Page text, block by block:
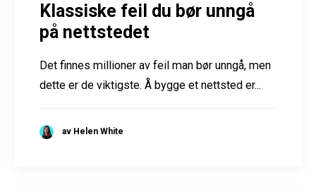
Klassiske feil du bør unngå
på nettstedet
Det finnes millioner av feil man bør unngå, men
dette er de viktigste. Å bygge et nettsted er...
av Helen White